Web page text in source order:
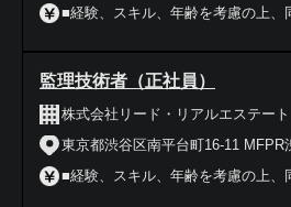
■経験、スキル、年齢を考慮の上、
監理技術者（正社員）
株式会社リード・リアルエステート
東京都渋谷区南平台町16-11 MFPR
■経験、スキル、年齢を考慮の上、